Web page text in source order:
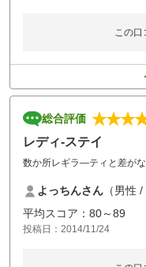
この口
総合評価
レディ‐ステイ
数か所レギラ―ティと差が
よっちんさん （男性 /
平均スコア：80～89
投稿日：2014/11/24